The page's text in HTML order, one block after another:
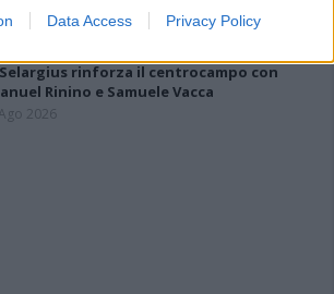
Data Access Privacy Policy
Ago 2026
rinforza il centrocampo con
Rinino e Samuele Vacca
2026